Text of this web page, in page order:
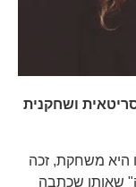
היא יוצרת, תסריטאית ושחקנית
היא משחקת, זכה
"ברכה" שאותו שכתבה